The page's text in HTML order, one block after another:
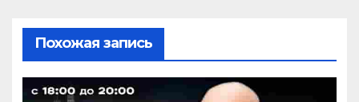
ni
ki
Похожая запись